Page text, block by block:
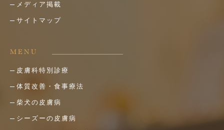
メディア掲載
サイトマップ
MENU
皮膚科特別診療
体質改善・食事療法
柴犬の皮膚病
シーズーの皮膚病